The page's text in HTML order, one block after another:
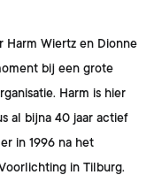
Harm Wiertz en Dionne
bij een grote
Harm is hier
al bijna 40 jaar actief
in 1996 na het
in Tilburg.